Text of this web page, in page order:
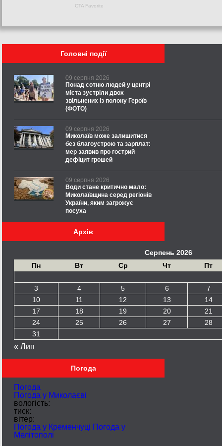
Головні події
09 серпня 2026
Понад сотню людей у центрі
міста зустріли двох
звільнених із полону Героїв
(ФОТО)
09 серпня 2026
Миколаїв може залишитися
без благоустрою та зарплат:
мер заявив про гострий
дефіцит грошей
09 серпня 2026
Води стане критично мало:
Миколаївщина серед регіонів
України, яким загрожує
посуха
Архів
Серпень 2026
Пн
Вт Ср Чт Пт
3 4 5 6
7
10
11 12 13
14
17
18 19 20
21
24
25 26 27
28
31
« Лип
Погода
Погода
Погода у Миколаєві
вологість:
тиск:
вітер:
Погода у Кременчуці Погода у
Мелітополі